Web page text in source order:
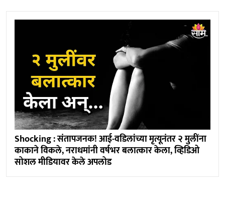
Shocking : संतापजनक! आई-वडिलांच्या मृत्यूनंतर २ मुलींना
काकाने विकले, नराधमांनी वर्षभर बलात्कार केला, व्हिडिओ
सोशल मीडियावर केले अपलोड